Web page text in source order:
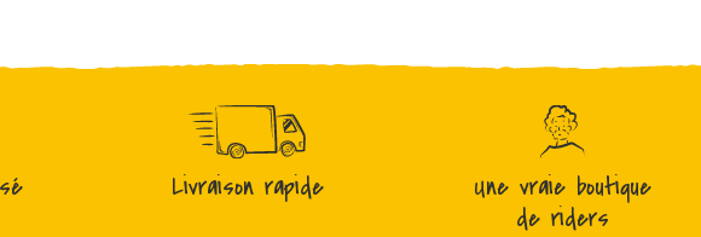
Livraison rapide
Une vraie boutique
de riders